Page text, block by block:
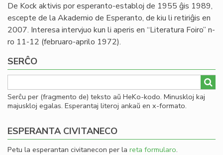
De Kock aktivis por esperanto-establoj de 1955 ĝis 1989,
escepte de la Akademio de Esperanto, de kiu li retiriĝis en
2007. Interesa intervjuo kun li aperis en “Literatura Foiro” n-
ro 11-12 (februaro-aprilo 1972).
SERĈO
Serĉu per (fragmento de) teksto aŭ HeKo-kodo. Minuskloj kaj
majuskloj egalas. Esperantaj literoj ankaŭ en x-formato.
ESPERANTA CIVITANECO
Petu la esperantan civitanecon per la reta formularo.